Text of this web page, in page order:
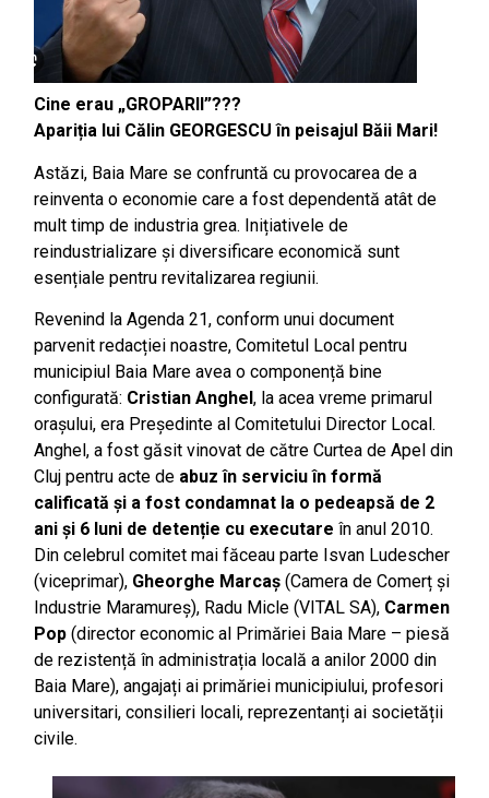
Cine erau „GROPARII”???
Apariția lui Călin GEORGESCU în peisajul Băii Mari!
Astăzi, Baia Mare se confruntă cu provocarea de a
reinventa o economie care a fost dependentă atât de
mult timp de industria grea. Inițiativele de
reindustrializare și diversificare economică sunt
esențiale pentru revitalizarea regiunii​.
Revenind la Agenda 21, conform unui document
parvenit redacției noastre, Comitetul Local pentru
municipiul Baia Mare avea o componență bine
configurată: Cristian Anghel, la acea vreme primarul
orașului, era Președinte al Comitetului Director Local.
Anghel, a fost găsit vinovat de către Curtea de Apel din
Cluj pentru acte de abuz în serviciu în formă
calificată și a fost condamnat la o pedeapsă de 2
ani și 6 luni de detenție cu executareîn anul 2010.
Din celebrul comitet mai făceau parte Isvan Ludescher
(viceprimar), Gheorghe Marcaș (Camera de Comerț și
Industrie Maramureș), Radu Micle (VITAL SA), Carmen
Pop (director economic al Primăriei Baia Mare – piesă
de rezistență în administrația locală a anilor 2000 din
Baia Mare), angajați ai primăriei municipiului, profesori
universitari, consilieri locali, reprezentanți ai societății
civile.